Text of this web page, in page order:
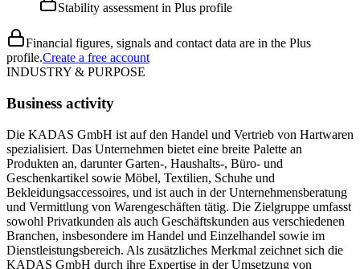
Stability assessment in Plus profile
Financial figures, signals and contact data are in the Plus
profile.Create a free account
INDUSTRY & PURPOSE
Business activity
Die KADAS GmbH ist auf den Handel und Vertrieb von Hartwaren
spezialisiert. Das Unternehmen bietet eine breite Palette an
Produkten an, darunter Garten-, Haushalts-, Büro- und
Geschenkartikel sowie Möbel, Textilien, Schuhe und
Bekleidungsaccessoires, und ist auch in der Unternehmensberatung
und Vermittlung von Warengeschäften tätig. Die Zielgruppe umfasst
sowohl Privatkunden als auch Geschäftskunden aus verschiedenen
Branchen, insbesondere im Handel und Einzelhandel sowie im
Dienstleistungsbereich. Als zusätzliches Merkmal zeichnet sich die
KADAS GmbH durch ihre Expertise in der Umsetzung von